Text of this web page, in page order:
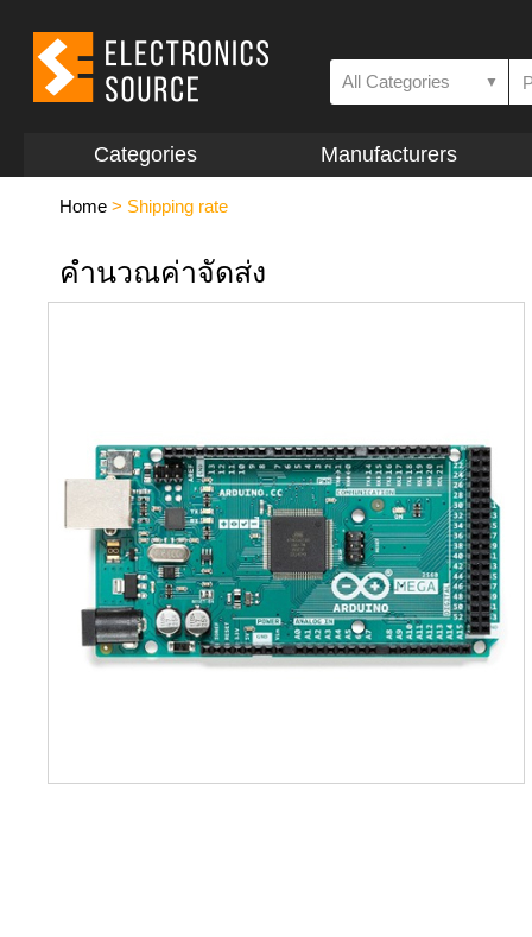
All Categories ▼
Categories Manufacturers
Home > Shipping rate
คำนวณค่าจัดส่ง